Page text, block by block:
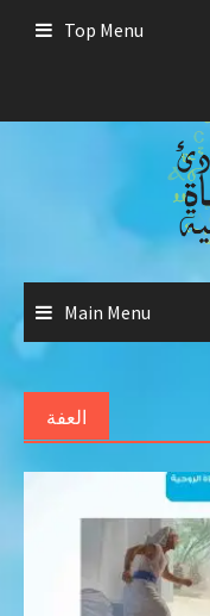
Top Menu
Main Menu
العفة